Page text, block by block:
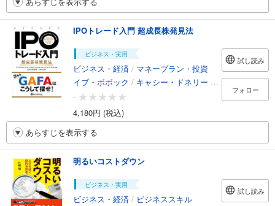
IPOトレード入門 超成長株発見法
ビジネス・実用
ビジネス・経済 / マネープラン・投資
イブ・ボボック / キャシー・ドネリー
エリック・クロ
-
4,180円 (税込)
試し読み
フォロー
あらすじを表示する
明るいコストダウン
ビジネス・実用
ビジネス・経済 / ビジネススキル
試し読み